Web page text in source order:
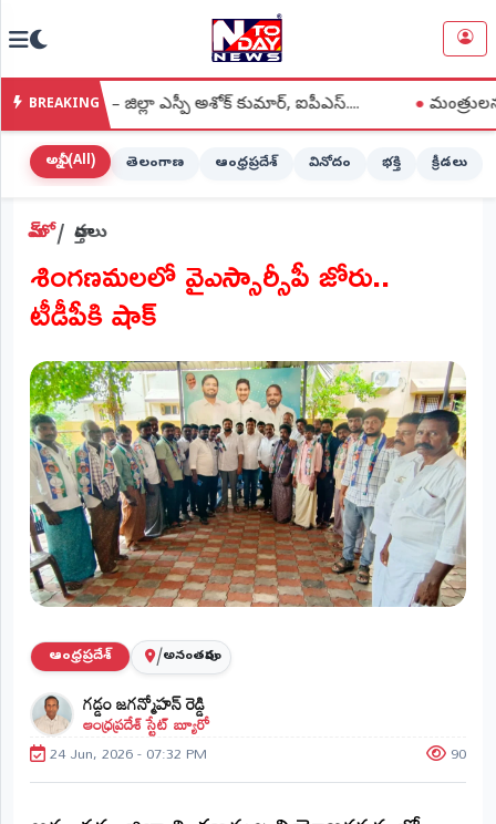
హోమ్
(Home)
STREAMING
లైవ్
టీవీ
(Live
లైవ్
రేడియో
(Live
Radio)
ప్రాంతీయ
వార్తలు
(STATE)
తెలంగాణ
ఆంధ్రప్రదేశ్
ప్రధాన
విభాగాలు
(MAIN)
BREAKING
– జిల్లా ఎస్పీ అశోక్ కుమార్, ఐపీఎస్.... ●మంత్రులను
అన్నీ (All) తెలంగాణ ఆంధ్రప్రదేశ్ వినోదం భక్తి క్రీడలు
హోమ్ వార్తలు
శింగణమలలో వైఎస్సార్సీపీ జోరు..
టీడీపీకి షాక్
ఆంధ్రప్రదేశ్ /అనంతపురం
గడ్డం జగన్మోహన్ రెడ్డి
ఆంధ్రప్రదేశ్ స్టేట్ బ్యూరో
24 Jun, 2026 - 07:32 PM 90